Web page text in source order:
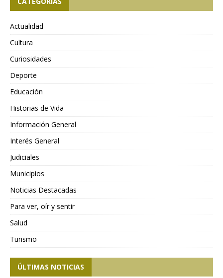
Actualidad
Cultura
Curiosidades
Deporte
Educación
Historias de Vida
Información General
Interés General
Judiciales
Municipios
Noticias Destacadas
Para ver, oír y sentir
Salud
Turismo
ÚLTIMAS NOTICIAS